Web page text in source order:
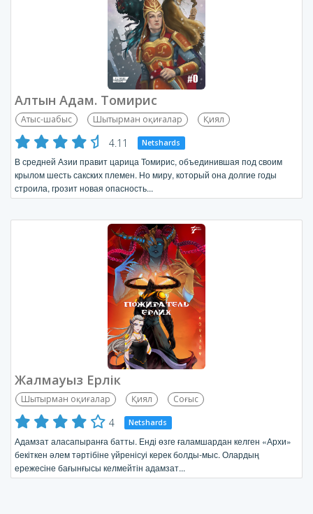
Алтын Адам. Томирис
Атыс-шабыс Шытырман оқиғалар Қиял
4.11 Netshards
В средней Азии правит царица Томирис, объединившая под своим
крылом шесть сакских племен. Но миру, который она долгие годы
строила, грозит новая опасность...
Жалмауыз Ерлік
Шытырман оқиғалар Қиял Соғыс
4 Netshards
Адамзат аласапыранға батты. Енді өзге ғаламшардан келген «Архи»
бекіткен әлем тәртібіне үйренісуі керек болды-мыс. Олардың
ережесіне бағынғысы келмейтін адамзат...